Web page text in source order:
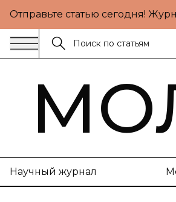
Отправьте статью сегодня!
Научный журнал